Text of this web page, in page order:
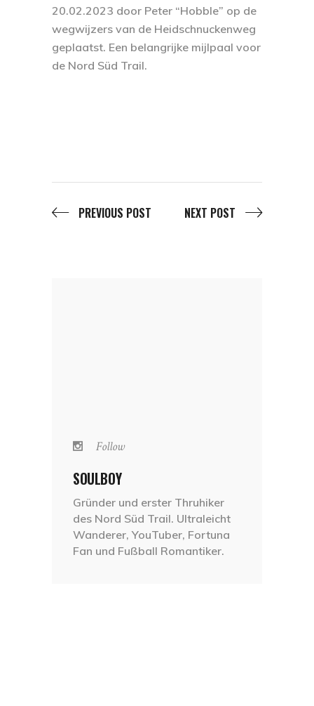
20.02.2023 door Peter “Hobble” op de
wegwijzers van de Heidschnuckenweg
geplaatst. Een belangrijke mijlpaal voor
de Nord Süd Trail.
PREVIOUS POST NEXT POST
Follow
SOULBOY
Gründer und erster Thruhiker
des Nord Süd Trail. Ultraleicht
Wanderer, YouTuber, Fortuna
Fan und Fußball Romantiker.